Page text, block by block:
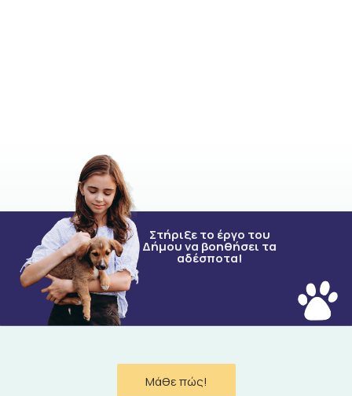
Στήριξε το έργο του
Δήμου να βοηθήσει τα
αδέσποτα!
Μάθε πώς!